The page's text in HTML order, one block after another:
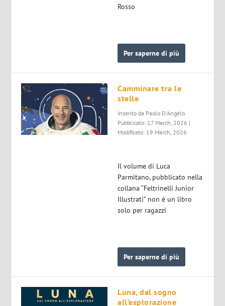
Rosso
Per saperne di più
Camminare tra le
stelle
Inserito da Paolo D'Angelo
Pubblicato: 17 March, 2026 |
Modificato: 19 March, 2026
Il volume di Luca
Parmitano, pubblicato nella
collana “Feltrinelli Junior
Illustrati” non è un libro
solo per ragazzi
Per saperne di più
Luna, dal sogno
all’esplorazione